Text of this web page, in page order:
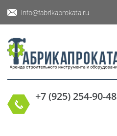
info@fabrikaprokata.ru
+7 (925) 254-90-48